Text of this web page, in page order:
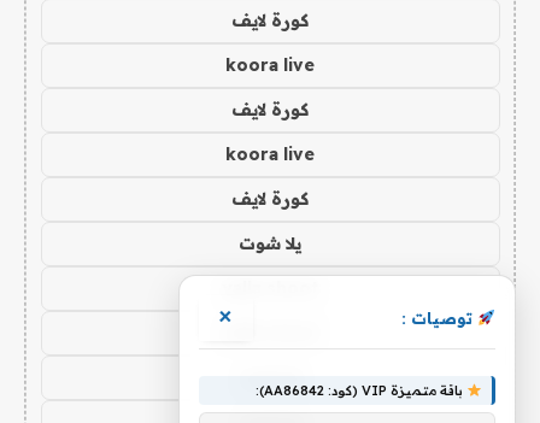
كورة لايف
koora live
كورة لايف
koora live
كورة لايف
يلا شوت
توصيات : ×
باقة متميزة VIP (كود: AA86842):